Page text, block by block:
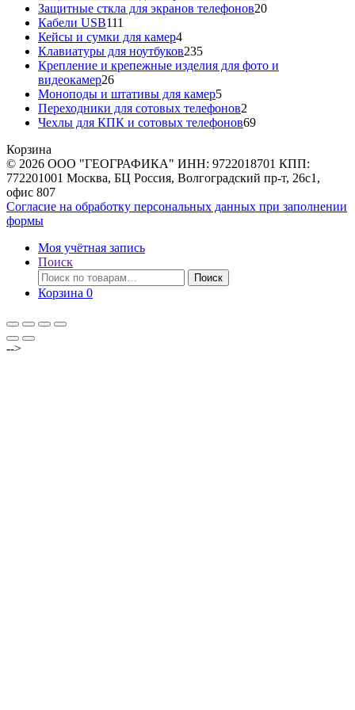
Защитные сткла для экранов телефонов2020
Кабели USB111
товаров
Кейсы и сумки для камер44
товара
Клавиатуры для ноутбуков235235
товаров
Крепление и крепежные изделия для фото и
видеокамер2626
товаров
Моноподы и штативы для камер55
товаров
Переходники для сотовых телефонов2
товара
Чехлы для КПК и сотовых телефонов6969
Корзина
© 2026 ООО "ГЕОГРАФИКА" ИНН: 9722018701 КПП:
772201001 Москва, БЦ Россия, Волгоградский пр-т, 26с1,
офис 807
Согласие на обработку персональных данных при заполнении
формы
Моя учётная запись
Поиск
Искать:
Поиск
Корзина 0
-->